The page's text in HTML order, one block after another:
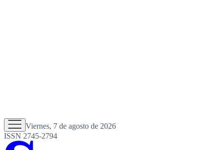
Viernes, 7 de agosto de 2026
ISSN 2745-2794